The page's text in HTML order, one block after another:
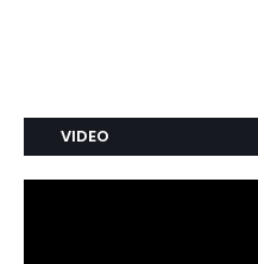
VIDEO